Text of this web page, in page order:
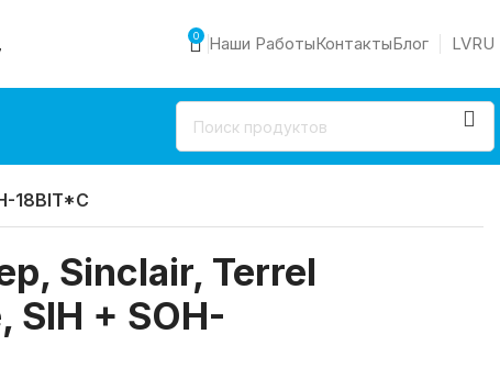
0 Наши РаботыКонтактыБлог LVRU
18BIT*C
Sinclair, Terrel
SIH + SOH-